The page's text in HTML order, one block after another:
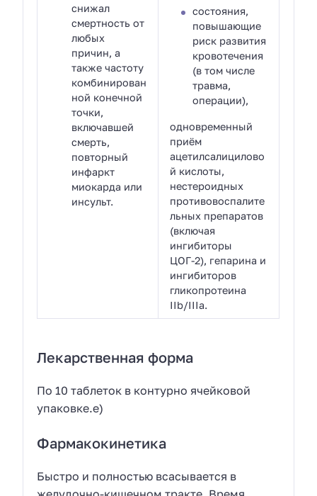
снижал
смертность от
любых
причин, а
также частоту
комбинирован
ной конечной
точки,
включавшей
смерть,
повторный
инфаркт
миокарда или
инсульт.
состояния,
повышающие
риск развития
кровотечения
(в том числе
травма,
операции),
одновременный
приём
ацетилсалицилово
й кислоты,
нестероидных
противовоспалите
льных препаратов
(включая
ингибиторы
ЦОГ-2), гепарина и
ингибиторов
гликопротеина
IIb/IIIa.
Лекарственная форма
По 10 таблеток в контурно ячейковой
упаковке.е)
Фармакокинетика
Быстро и полностью всасывается в